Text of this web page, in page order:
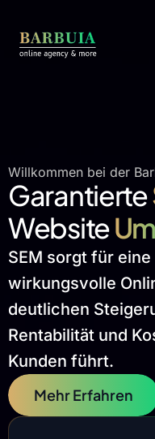
Willkommen bei der
Garantierte
Website
SEM sorgt für
wirkungsvolle
deutlichen
Rentabilität und
Kunden führt.
Mehr Erfahren